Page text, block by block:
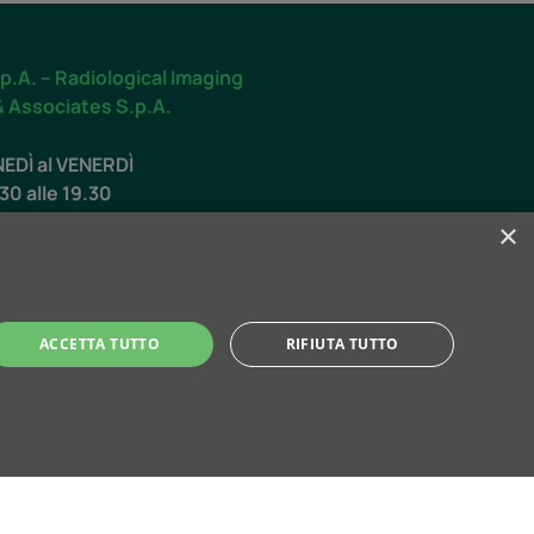
– Radiological Imaging
Associates S.p.A.
al VENERDÌ
alle 19.30
alle 12.30
×
ACCETTA TUTTO RIFIUTA TUTTO